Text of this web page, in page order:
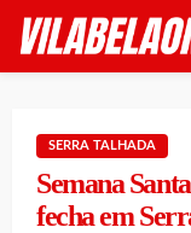
SERRA TALHADA
Semana
fecha em